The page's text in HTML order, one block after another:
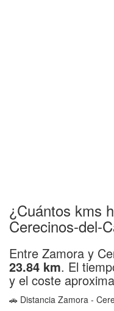
¿Cuántos kms
Cerecinos-del-
Entre Zamora y
23.84 km. El
y el coste
🚗 Distancia Zamora -